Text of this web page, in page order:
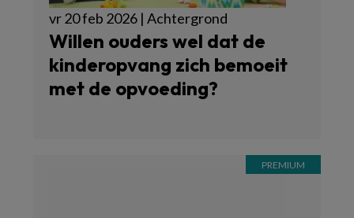
vr 20 feb 2026 | Achtergrond
Willen ouders wel dat de
kinderopvang zich bemoeit
met de opvoeding?